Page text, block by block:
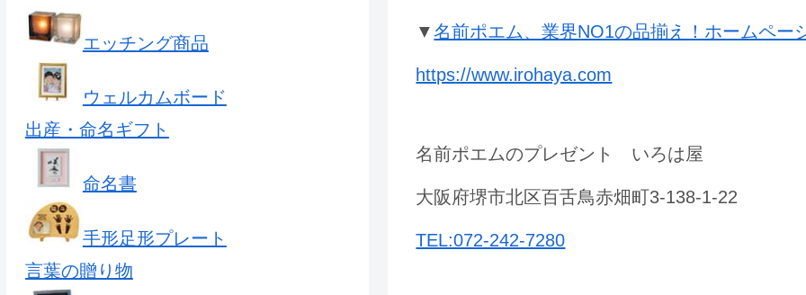
▼名前ポエム、業界NO1の品揃え！ホームペー
https://www.irohaya.com
名前ポエムのプレゼント いろは屋
大阪府堺市北区百舌鳥赤畑町3-138-1-22
TEL:072-242-7280
エッチング商品
ウェルカムボード
出産・命名ギフト
命名書
手形足形プレート
言葉の贈り物